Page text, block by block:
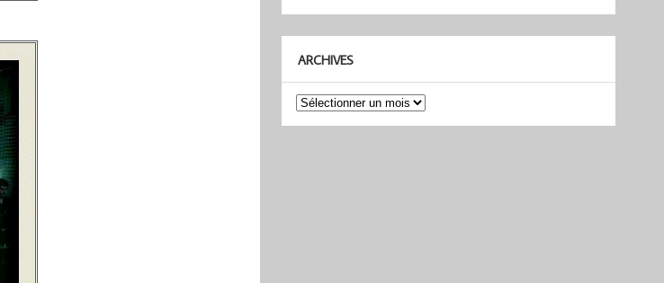
ARCHIVES
Archives